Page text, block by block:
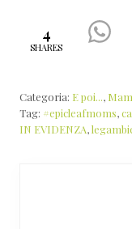
4
SHARES
Categoria: E poi...,
Tag: #epicleafmoms,
IN EVIDENZA,